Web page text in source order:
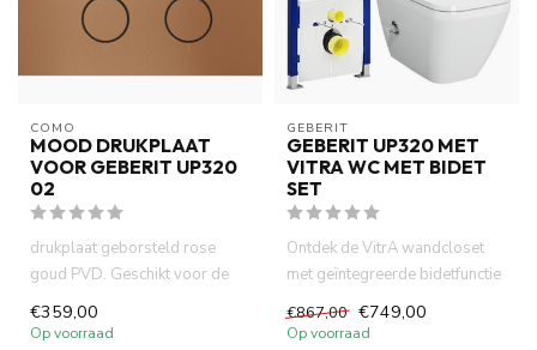
COMO
MOOD DRUKPLAAT
VOOR GEBERIT UP320
02
drukplaat geborsteld rose
goud PVD. Geschikt voor de
Geberit UP 320 inbouwreser...
€359,00
Op voorraad
GEBERIT
GEBERIT UP320 MET
VITRA WC MET BIDET
SET
Ontdek de VitrA wandcloset
met geïntegreerde bidetfunctie
en Geberit UP320 inbou...
€867,00 €749,00
Op voorraad